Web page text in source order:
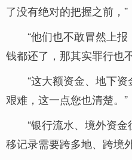
了没有绝对的把握之前，”
“他们也不敢冒然上
钱都还了，那其实罪行也
“这大额资金、地下
艰难，这一点您也清楚。”
“银行流水、境外资
移记录需要跨多地、跨境